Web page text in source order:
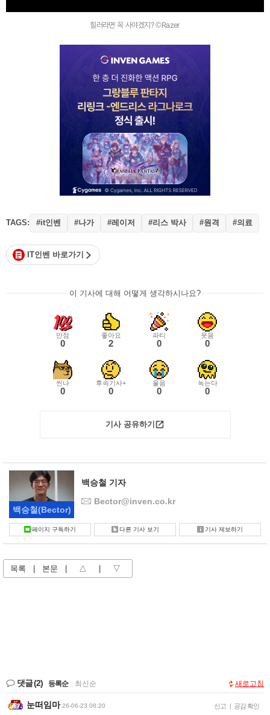
힐러라면 꼭 사야겠지? ©Razer
TAGS: #it인벤 #나가 #레이저 #리스 박사 #원격 #의료
IT인벤 바로가기
이 기사에 대해 어떻게 생각하시나요?
만점
0
좋아요
2
파티
0
웃음
0
씬나
0
후속기사+
0
울음
0
녹는다
0
기사 공유하기
백승철(Bector)
백승철 기자
Bector@inven.co.kr
페이지 구독하기 다른 기사 보기 기사 제보하기
목록 본문 △ ▽
댓글(2) 등록순 최신순 새로고침
눈떠임마 26-06-23 08:20 신고 | 공감 확인